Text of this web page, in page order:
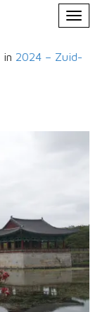
in 2024 – Zuid-